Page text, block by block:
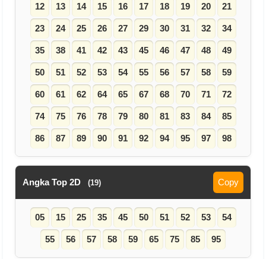
12 13 14 15 16 17 18 19 20 21
23 24 25 26 27 29 30 31 32 34
35 38 41 42 43 45 46 47 48 49
50 51 52 53 54 55 56 57 58 59
60 61 62 64 65 67 68 70 71 72
74 75 76 78 79 80 81 83 84 85
86 87 89 90 91 92 94 95 97 98
Angka Top 2D (19) Copy
05 15 25 35 45 50 51 52 53 54
55 56 57 58 59 65 75 85 95